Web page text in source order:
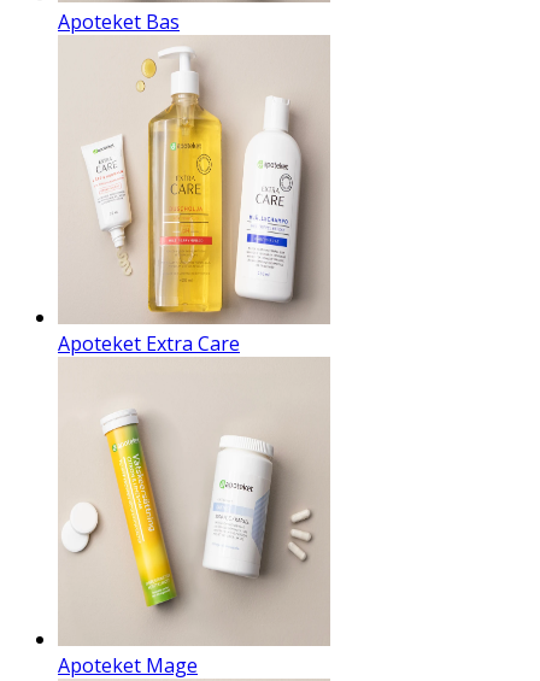
Apoteket Bas
Apoteket Extra Care
Apoteket Mage